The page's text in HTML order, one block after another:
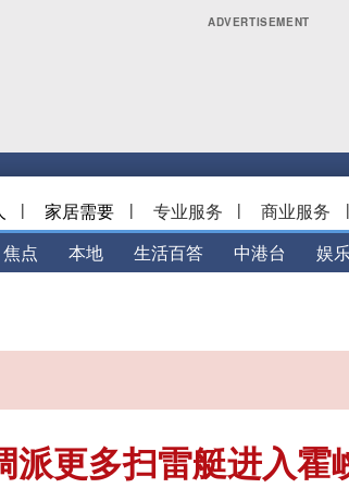
| 家居需要 | 专业服务 | 商业服务 |
焦点 本地 生活百答 中港台 娱
派更多扫雷艇进入